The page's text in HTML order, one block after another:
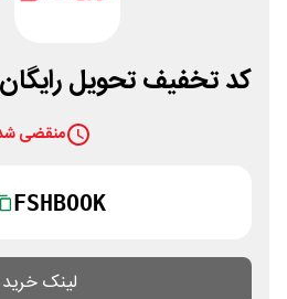
کد تخفیف تحویل
منقضی
FSHBOOK
لینک خرید